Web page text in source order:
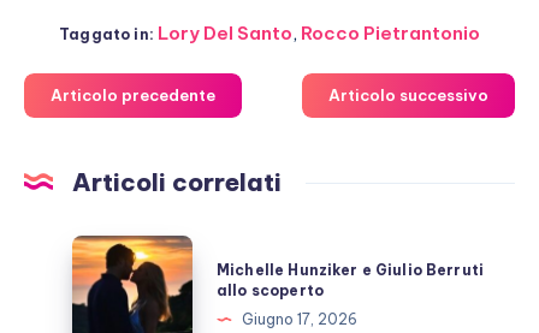
Taggato in: Lory Del Santo, Rocco Pietrantonio
Articolo precedente Articolo successivo
Articoli correlati
Michelle
Hunziker
e
Michelle Hunziker e Giulio Berruti
allo scoperto
Giugno 17, 2026